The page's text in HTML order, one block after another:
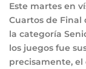
Este martes en
Cuartos de Final
la categoría
los juegos fue
precisamente,